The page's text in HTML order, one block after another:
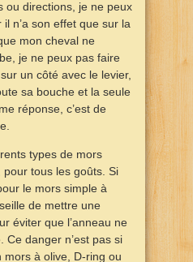
ou directions, je ne peux
n’a son effet que sur la
mon cheval ne
je ne peux pas faire
un côté avec le levier,
sa bouche et la seule
réponse, c’est de
types de mors
tous les goûts. Si
le mors simple à
de mettre une
éviter que l’anneau ne
Ce danger n’est pas si
à olive, D-ring ou